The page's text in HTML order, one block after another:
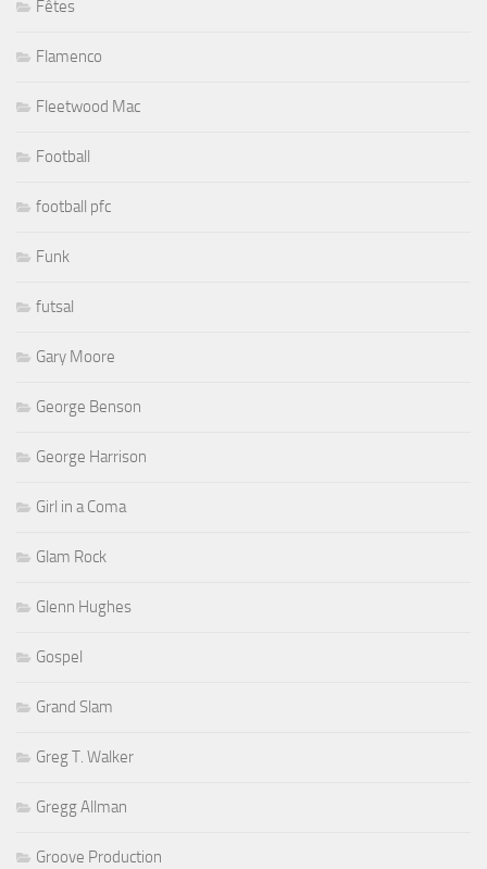
Fêtes
Flamenco
Fleetwood Mac
Football
football pfc
Funk
futsal
Gary Moore
George Benson
George Harrison
Girl in a Coma
Glam Rock
Glenn Hughes
Gospel
Grand Slam
Greg T. Walker
Gregg Allman
Groove Production